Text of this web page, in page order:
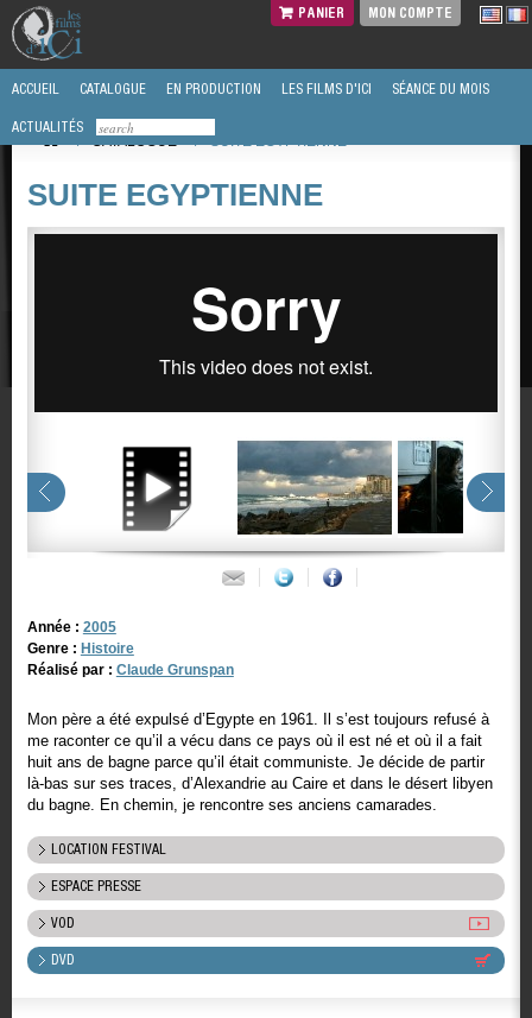
PANIER MON COMPTE
ACCUEIL CATALOGUE EN PRODUCTION LES FILMS D'ICI SÉANCE DU MOIS
ACTUALITÉS
/
CATALOGUE / SUITE EGYPTIENNE
SUITE EGYPTIENNE
Année : 2005
Genre : Histoire
Réalisé par : Claude Grunspan
Mon père a été expulsé d’Egypte en 1961. Il s’est toujours refusé à
me raconter ce qu’il a vécu dans ce pays où il est né et où il a fait
huit ans de bagne parce qu’il était communiste. Je décide de partir
là-bas sur ses traces, d’Alexandrie au Caire et dans le désert libyen
du bagne. En chemin, je rencontre ses anciens camarades.
LOCATION FESTIVAL
ESPACE PRESSE
VOD
DVD